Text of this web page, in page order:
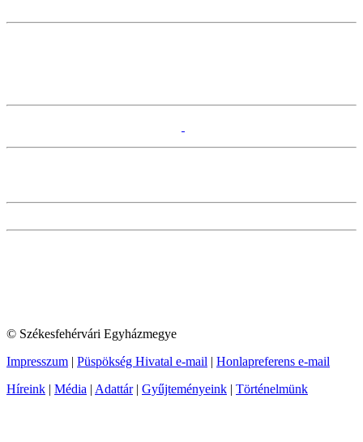
© Székesfehérvári Egyházmegye
Impresszum | Püspökség Hivatal e-mail | Honlapreferens e-mail
Híreink | Média | Adattár| Gyűjteményeink | Történelmünk